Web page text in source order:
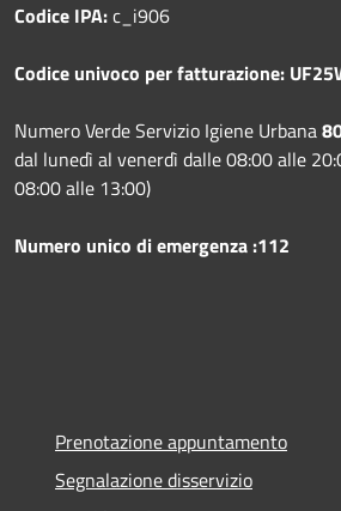
Codice IPA:c_i906
Codice univoco per fatturazione:
Numero Verde Servizio Igiene Urbana
dal lunedì al venerdì dalle 08:00 alle
08:00 alle 13:00)
Numero unico di emergenza :112
Prenotazione appuntamento
Segnalazione disservizio